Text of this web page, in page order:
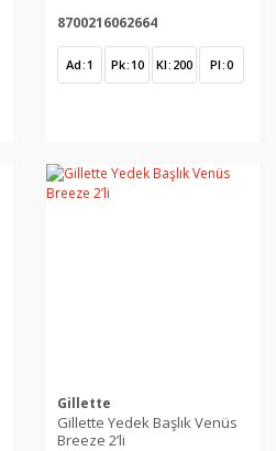
8700216062664
Ad 1 Pk 10 Kl 200 Pl 0
Gillette
Gillette Yedek Başlık Venüs
Breeze 2’li